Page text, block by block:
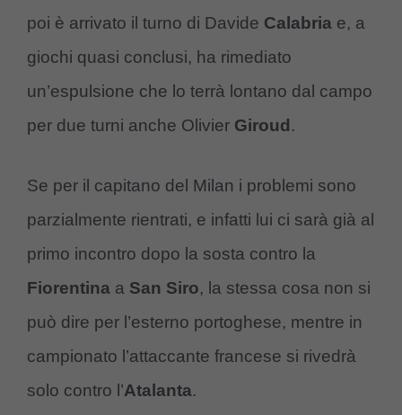
poi è arrivato il turno di Davide Calabria e, a
giochi quasi conclusi, ha rimediato
un’espulsione che lo terrà lontano dal campo
per due turni anche Olivier Giroud .
Se per il capitano del Milan i problemi sono
parzialmente rientrati, e infatti lui ci sarà già al
primo incontro dopo la sosta contro la
Fiorentina a San Siro, la stessa cosa non si
può dire per l’esterno portoghese, mentre in
campionato l’attaccante francese si rivedrà
solo contro l’Atalanta.